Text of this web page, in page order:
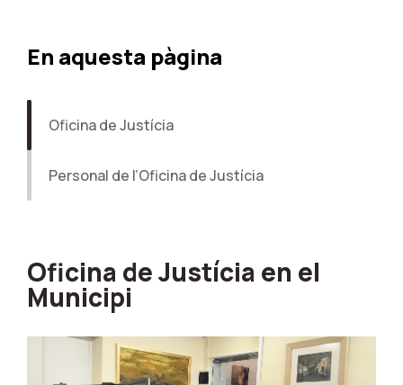
En aquesta pàgina
Oficina de Justícia
Personal de l’Oficina de Justícia
Oficina de Justícia en el
Municipi